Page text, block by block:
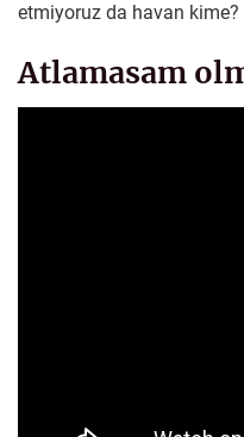
etmiyoruz da havan kime?
Atlamasam